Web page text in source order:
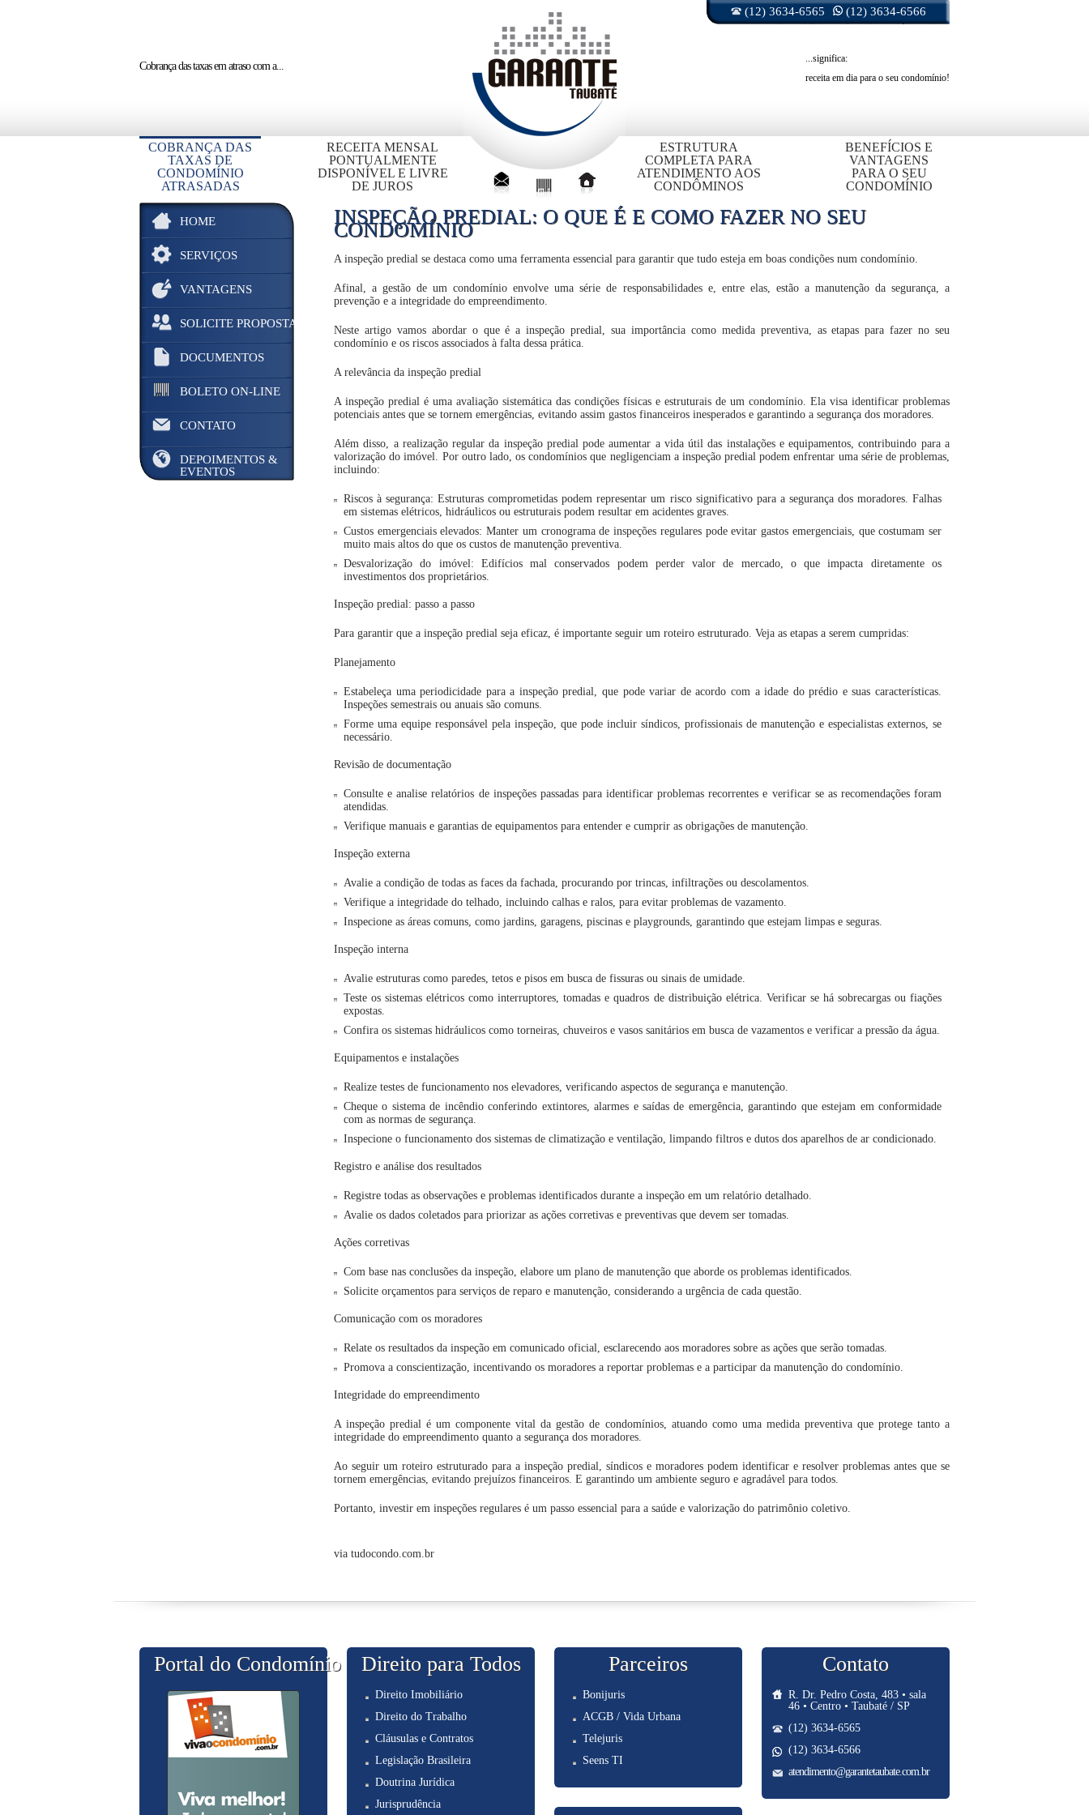
(12) 3634-6565 (12) 3634-6566
Cobrança das taxas em atrasocom a...
...significa:
receita em dia para o seu condomínio!
COBRANÇA DAS
TAXAS DE
CONDOMÍNIO
ATRASADAS
RECEITA MENSAL
PONTUALMENTE
DISPONÍVEL E LIVRE
DE JUROS
ESTRUTURA
COMPLETA PARA
ATENDIMENTO AOS
CONDÔMINOS
BENEFÍCIOS E
VANTAGENS
PARA O SEU
CONDOMÍNIO
HOME
SERVIÇOS
VANTAGENS
SOLICITE PROPOSTA
DOCUMENTOS
BOLETO ON-LINE
CONTATO
DEPOIMENTOS &
EVENTOS
INSPEÇÃO PREDIAL: O QUE É E COMO FAZER NO SEU
CONDOMÍNIO
A inspeção predial se destaca como uma ferramenta essencial para garantir que tudo esteja em boas condições num condomínio.
Afinal, a gestão de um condomínio envolve uma série de responsabilidades e, entre elas, estão a manutenção da segurança, a
prevenção e a integridade do empreendimento.
Neste artigo vamos abordar o que é a inspeção predial, sua importância como medida preventiva, as etapas para fazer no seu
condomínio e os riscos associados à falta dessa prática.
A relevância da inspeção predial
A inspeção predial é uma avaliação sistemática das condições físicas e estruturais de um condomínio. Ela visa identificar problemas
potenciais antes que se tornem emergências, evitando assim gastos financeiros inesperados e garantindo a segurança dos moradores.
Além disso, a realização regular da inspeção predial pode aumentar a vida útil das instalações e equipamentos, contribuindo para a
valorização do imóvel. Por outro lado, os condomínios que negligenciam a inspeção predial podem enfrentar uma série de problemas,
incluindo:
Riscos à segurança: Estruturas comprometidas podem representar um risco significativo para a segurança dos moradores. Falhas
em sistemas elétricos, hidráulicos ou estruturais podem resultar em acidentes graves.
Custos emergenciais elevados: Manter um cronograma de inspeções regulares pode evitar gastos emergenciais, que costumam ser
muito mais altos do que os custos de manutenção preventiva.
Desvalorização do imóvel: Edifícios mal conservados podem perder valor de mercado, o que impacta diretamente os
investimentos dos proprietários.
Inspeção predial: passo a passo
Para garantir que a inspeção predial seja eficaz, é importante seguir um roteiro estruturado. Veja as etapas a serem cumpridas:
Planejamento
Estabeleça uma periodicidade para a inspeção predial, que pode variar de acordo com a idade do prédio e suas características.
Inspeções semestrais ou anuais são comuns.
Forme uma equipe responsável pela inspeção, que pode incluir síndicos, profissionais de manutenção e especialistas externos, se
necessário.
Revisão de documentação
Consulte e analise relatórios de inspeções passadas para identificar problemas recorrentes e verificar se as recomendações foram
atendidas.
Verifique manuais e garantias de equipamentos para entender e cumprir as obrigações de manutenção.
Inspeção externa
Avalie a condição de todas as faces da fachada, procurando por trincas, infiltrações ou descolamentos.
Verifique a integridade do telhado, incluindo calhas e ralos, para evitar problemas de vazamento.
Inspecione as áreas comuns, como jardins, garagens, piscinas e playgrounds, garantindo que estejam limpas e seguras.
Inspeção interna
Avalie estruturas como paredes, tetos e pisos em busca de fissuras ou sinais de umidade.
Teste os sistemas elétricos como interruptores, tomadas e quadros de distribuição elétrica. Verificar se há sobrecargas ou fiações
expostas.
Confira os sistemas hidráulicos como torneiras, chuveiros e vasos sanitários em busca de vazamentos e verificar a pressão da água.
Equipamentos e instalações
Realize testes de funcionamento nos elevadores, verificando aspectos de segurança e manutenção.
Cheque o sistema de incêndio conferindo extintores, alarmes e saídas de emergência, garantindo que estejam em conformidade
com as normas de segurança.
Inspecione o funcionamento dos sistemas de climatização e ventilação, limpando filtros e dutos dos aparelhos de ar condicionado.
Registro e análise dos resultados
Registre todas as observações e problemas identificados durante a inspeção em um relatório detalhado.
Avalie os dados coletados para priorizar as ações corretivas e preventivas que devem ser tomadas.
Ações corretivas
Com base nas conclusões da inspeção, elabore um plano de manutenção que aborde os problemas identificados.
Solicite orçamentos para serviços de reparo e manutenção, considerando a urgência de cada questão.
Comunicação com os moradores
Relate os resultados da inspeção em comunicado oficial, esclarecendo aos moradores sobre as ações que serão tomadas.
Promova a conscientização, incentivando os moradores a reportar problemas e a participar da manutenção do condomínio.
Integridade do empreendimento
A inspeção predial é um componente vital da gestão de condomínios, atuando como uma medida preventiva que protege tanto a
integridade do empreendimento quanto a segurança dos moradores.
Ao seguir um roteiro estruturado para a inspeção predial, síndicos e moradores podem identificar e resolver problemas antes que se
tornem emergências, evitando prejuízos financeiros. E garantindo um ambiente seguro e agradável para todos.
Portanto, investir em inspeções regulares é um passo essencial para a saúde e valorização do patrimônio coletivo.
via tudocondo.com.br
Portal do Condomínio Direito para Todos
Direito Imobiliário
Direito do Trabalho
Cláusulas e Contratos
Legislação Brasileira
Doutrina Jurídica
Jurisprudência
Parceiros
Bonijuris
ACGB / Vida Urbana
Telejuris
Seens TI
Contato
R. Dr. Pedro Costa, 483 • sala
46 • Centro • Taubaté / SP
(12) 3634-6565
(12) 3634-6566
atendimento@garantetaubate.com.br